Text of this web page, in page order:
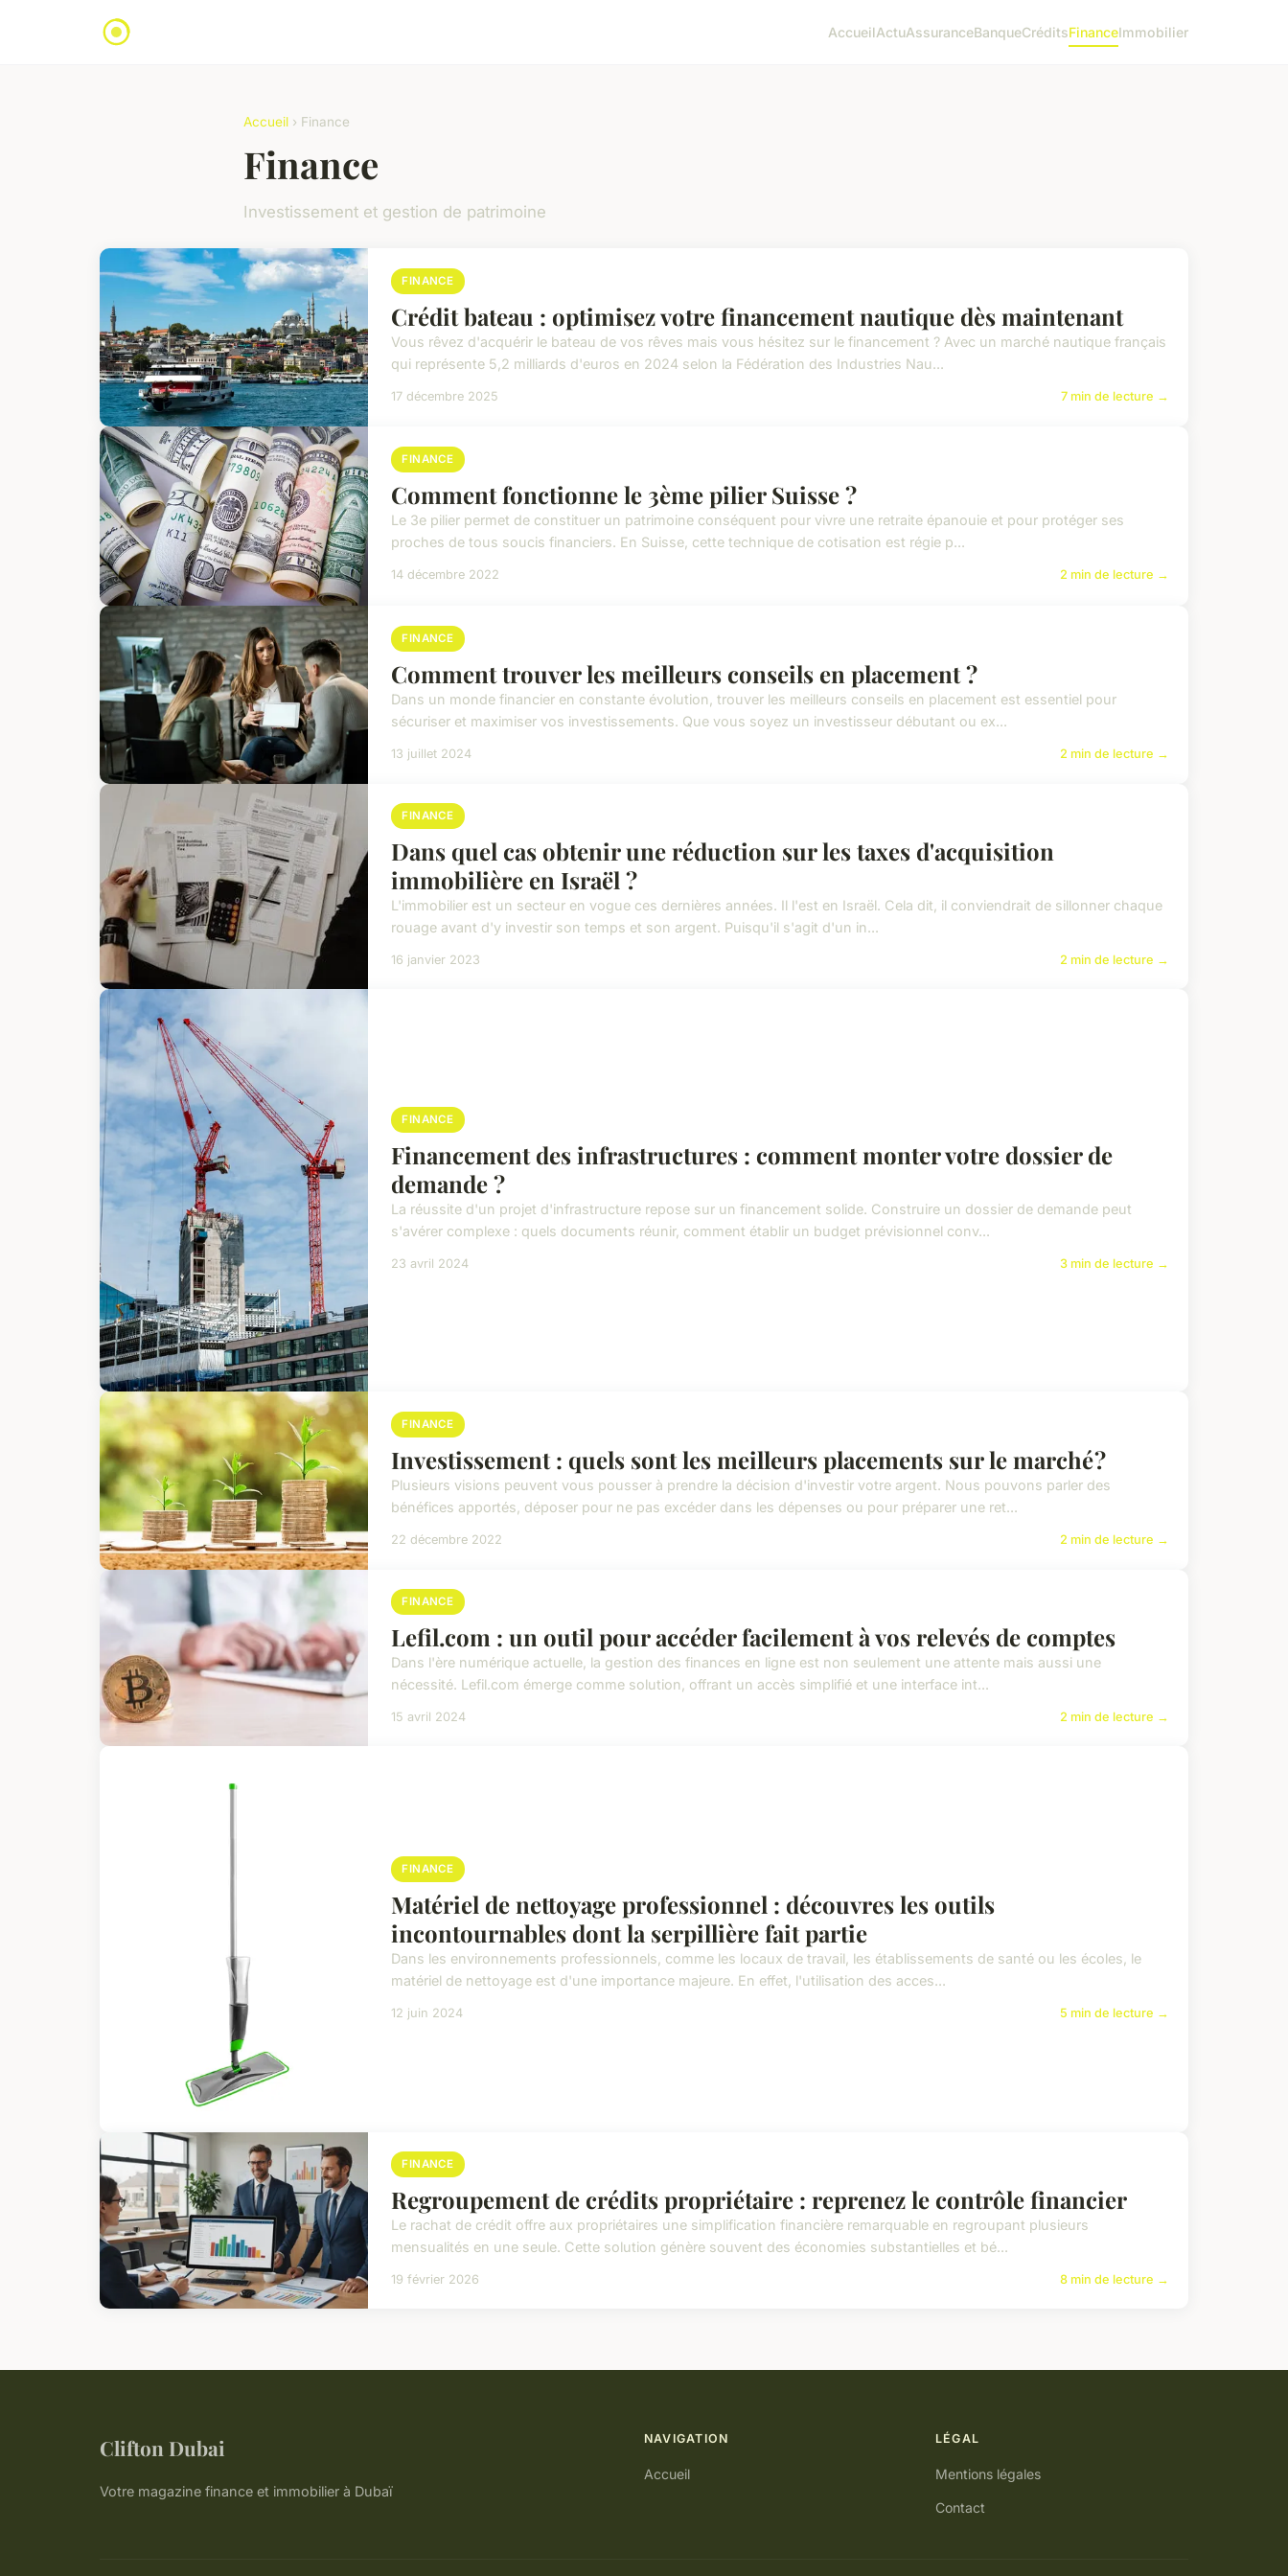
AccueilActuAssuranceBanqueCréditsFinanceImmobilier
Accueil › Finance
Finance
Investissement et gestion de patrimoine
FINANCE
Crédit bateau : optimisez votre financement nautique dès maintenant
Vous rêvez d'acquérir le bateau de vos rêves mais vous hésitez sur le financement ? Avec un marché nautique français
qui représente 5,2 milliards d'euros en 2024 selon la Fédération des Industries Nau...
17 décembre 2025 7 min de lecture →
FINANCE
Comment fonctionne le 3ème pilier Suisse ?
Le 3e pilier permet de constituer un patrimoine conséquent pour vivre une retraite épanouie et pour protéger ses
proches de tous soucis financiers. En Suisse, cette technique de cotisation est régie p...
14 décembre 2022 2 min de lecture →
FINANCE
Comment trouver les meilleurs conseils en placement ?
Dans un monde financier en constante évolution, trouver les meilleurs conseils en placement est essentiel pour
sécuriser et maximiser vos investissements. Que vous soyez un investisseur débutant ou ex...
13 juillet 2024 2 min de lecture →
FINANCE
Dans quel cas obtenir une réduction sur les taxes d'acquisition
immobilière en Israël ?
L'immobilier est un secteur en vogue ces dernières années. Il l'est en Israël. Cela dit, il conviendrait de sillonner chaque
rouage avant d'y investir son temps et son argent. Puisqu'il s'agit d'un in...
16 janvier 2023 2 min de lecture →
FINANCE
Financement des infrastructures : comment monter votre dossier de
demande ?
La réussite d'un projet d'infrastructure repose sur un financement solide. Construire un dossier de demande peut
s'avérer complexe : quels documents réunir, comment établir un budget prévisionnel conv...
23 avril 2024 3 min de lecture →
FINANCE
Investissement : quels sont les meilleurs placements sur le marché ?
Plusieurs visions peuvent vous pousser à prendre la décision d'investir votre argent. Nous pouvons parler des
bénéfices apportés, déposer pour ne pas excéder dans les dépenses ou pour préparer une ret...
22 décembre 2022 2 min de lecture →
FINANCE
Lefil.com : un outil pour accéder facilement à vos relevés de comptes
Dans l'ère numérique actuelle, la gestion des finances en ligne est non seulement une attente mais aussi une
nécessité. Lefil.com émerge comme solution, offrant un accès simplifié et une interface int...
15 avril 2024 2 min de lecture →
FINANCE
Matériel de nettoyage professionnel : découvres les outils
incontournables dont la serpillière fait partie
Dans les environnements professionnels, comme les locaux de travail, les établissements de santé ou les écoles, le
matériel de nettoyage est d'une importance majeure. En effet, l'utilisation des acces...
12 juin 2024 5 min de lecture →
FINANCE
Regroupement de crédits propriétaire : reprenez le contrôle financier
Le rachat de crédit offre aux propriétaires une simplification financière remarquable en regroupant plusieurs
mensualités en une seule. Cette solution génère souvent des économies substantielles et bé...
19 février 2026 8 min de lecture →
Clifton Dubai
Votre magazine finance et immobilier à Dubaï
NAVIGATION
Accueil
LÉGAL
Mentions légales
Contact